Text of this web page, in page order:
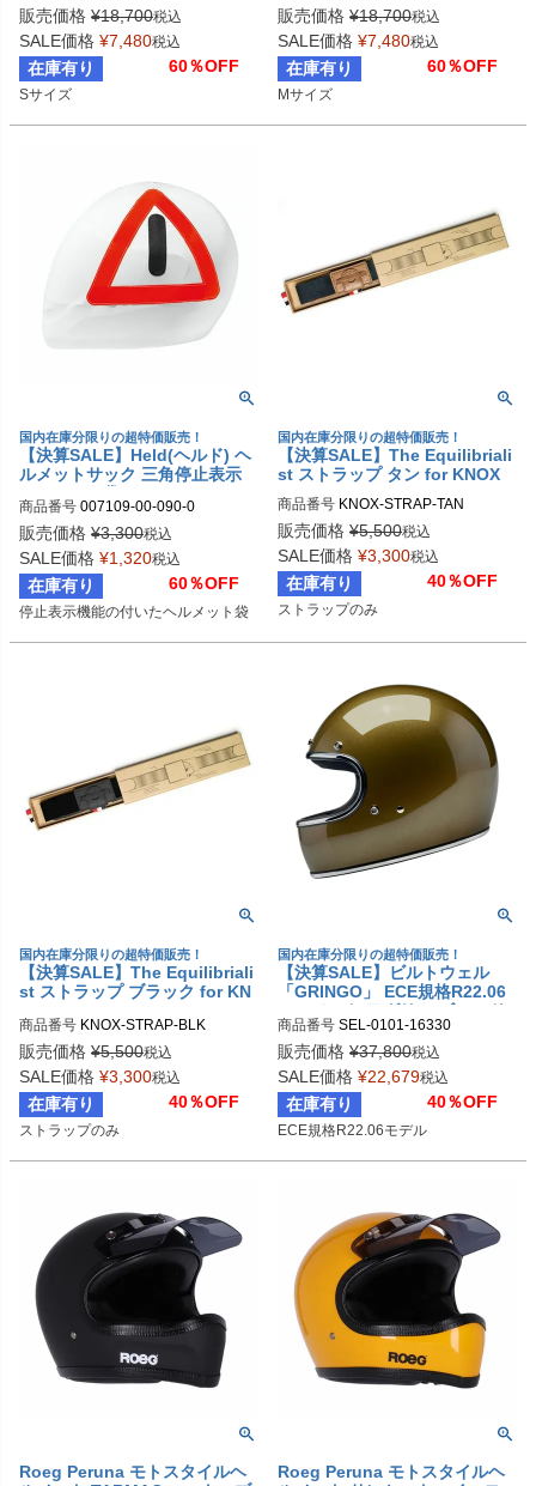
販売価格 ¥18,700税込
SALE価格 ¥7,480税込
在庫有り 60％OFF
Sサイズ
販売価格 ¥18,700税込
SALE価格 ¥7,480税込
在庫有り 60％OFF
Mサイズ
国内在庫分限りの超特価販売！
【決算SALE】Held(ヘルド) ヘ
ルメットサック 三角停止表示
商品番号 007109-00-090-0
007109-00/090-0-Stck
held_7109
販売価格 ¥3,300税込
SALE価格 ¥1,320税込
在庫有り 60％OFF
停止表示機能の付いたヘルメット袋
国内在庫分限りの超特価販売！
【決算SALE】The Equilibriali
st ストラップ タン for KNOX
商品番号 KNOX-STRAP-TAN
販売価格 ¥5,500税込
SALE価格 ¥3,300税込
在庫有り 40％OFF
ストラップのみ
国内在庫分限りの超特価販売！
【決算SALE】The Equilibriali
st ストラップ ブラック for KN
商品番号 KNOX-STRAP-BLK
販売価格 ¥5,500税込
SALE価格 ¥3,300税込
在庫有り 40％OFF
ストラップのみ
国内在庫分限りの超特価販売！
【決算SALE】ビルトウェル
「GRINGO」 ECE規格R22.06
ヘルメット アグリー ゴールド
メタリック
商品番号 SEL-0101-16330
S：0101-16327
M：0101-16328
L：0101-16329
XL：0101-16330
XXL：0101-16331
販売価格 ¥37,800税込
SALE価格 ¥22,679税込
在庫有り 40％OFF
ECE規格R22.06モデル
Roeg Peruna モトスタイルヘ
Roeg Peruna モトスタイルヘ